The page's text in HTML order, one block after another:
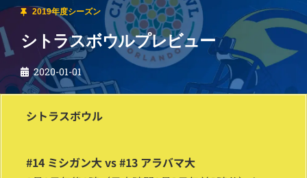
2019年度シーズン
シトラスボウルプレビュー
2020-01-01
シトラスボウル
#14 ミシガン大 vs #13 アラバマ大